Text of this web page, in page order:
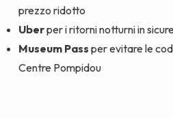
prezzo ridotto
Uberper i ritorni notturni in
Museum Pass per evitare le
Centre Pompidou